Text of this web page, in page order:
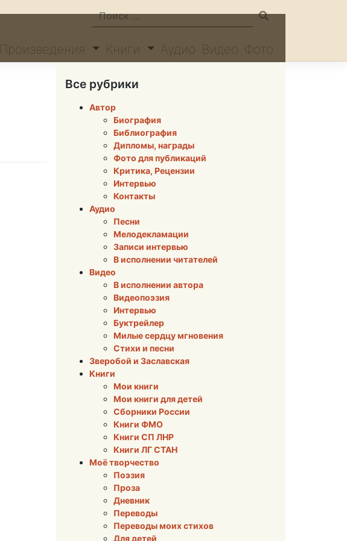
Произведения Книги Аудио Видео Фото
Все рубрики
Автор
Биография
Библиография
Дипломы, награды
Фото для публикаций
Критика, Рецензии
Интервью
Контакты
Аудио
Песни
Мелодекламации
Записи интервью
В исполнении читателей
Видео
В исполнении автора
Видеопоэзия
Интервью
Буктрейлер
Милые сердцу мгновения
Стихи и песни
Зверобой и Заславская
Книги
Мои книги
Мои книги для детей
Сборники России
Книги ФМО
Книги СП ЛНР
Книги ЛГ СТАН
Моё творчество
Поэзия
Проза
Дневник
Переводы
Переводы моих стихов
Для детей